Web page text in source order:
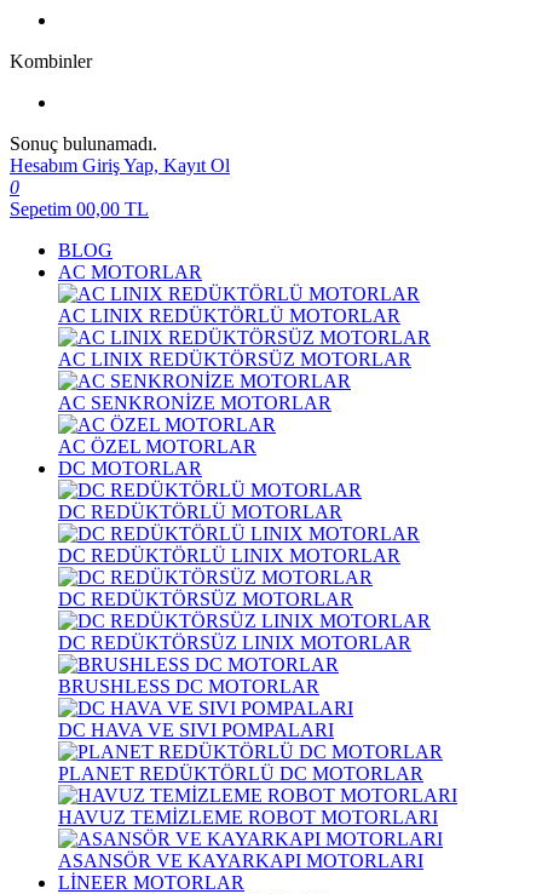
Kombinler
Sonuç bulunamadı.
Hesabım Giriş Yap, Kayıt Ol
0
Sepetim 00,00 TL
BLOG
AC MOTORLAR
AC LINIX REDÜKTÖRLÜ MOTORLAR
AC LINIX REDÜKTÖRSÜZ MOTORLAR
AC SENKRONİZE MOTORLAR
AC ÖZEL MOTORLAR
DC MOTORLAR
DC REDÜKTÖRLÜ MOTORLAR
DC REDÜKTÖRLÜ LINIX MOTORLAR
DC REDÜKTÖRSÜZ MOTORLAR
DC REDÜKTÖRSÜZ LINIX MOTORLAR
BRUSHLESS DC MOTORLAR
DC HAVA VE SIVI POMPALARI
PLANET REDÜKTÖRLÜ DC MOTORLAR
HAVUZ TEMİZLEME ROBOT MOTORLARI
ASANSÖR VE KAYARKAPI MOTORLARI
LİNEER MOTORLAR